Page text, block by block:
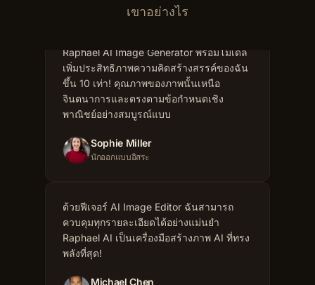
เขาอย่างไร
Raphael AI Image Generator พร้อมโมเดล
ขึ้น 10 เท่า! คุณภาพของภาพนั้นเหนือ
จินตนาการและตรงตามข้อกำหนดเชิง
พาณิชย์อย่างสมบูรณ์แบบ
Sophie Miller
นักออกแบบอิสระ
Raphael AI เป็นเครื่องมือสร้างภาพ AI ที่ทรง
ผู้อำนวยการฝ่ายสร้างสรรค์